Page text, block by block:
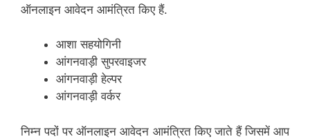
ऑनलाइन आवेदन आमंत्रित किए हैं.
आशा सहयोगिनी
आंगनवाड़ी सुपरवाइजर
आंगनवाड़ी हेल्पर
आंगनवाड़ी वर्कर
निम्न पदों पर ऑनलाइन आवेदन आमंत्रित किए जाते हैं जिसमें आप